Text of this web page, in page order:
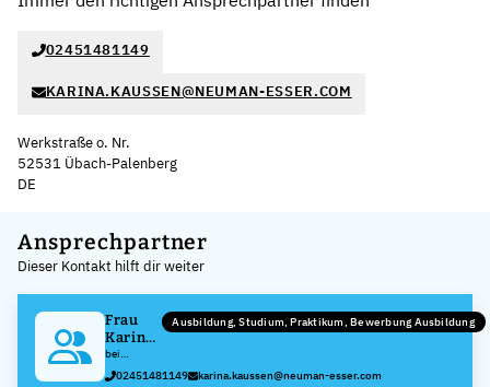
02451481149
KARINA.KAUSSEN@NEUMAN-ESSER.COM
Werkstraße o. Nr.
52531 Übach-Palenberg
DE
+
−
Ansprechpartner
Dieser Kontakt hilft dir weiter
Frau
Karina
Kaußen
bei
NEUMAN &
Ausbildung, Studium, Praktikum, Bewerbung Ausbildung
02451481149 karina.kaussen@neuman-esser.com